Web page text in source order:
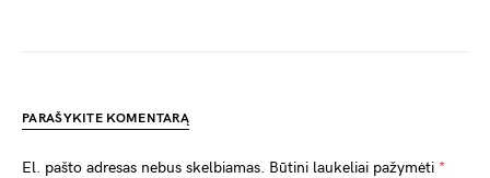
PARAŠYKITE KOMENTARĄ
El. pašto adresas nebus skelbiamas. Būtini laukeliai pažymėti *